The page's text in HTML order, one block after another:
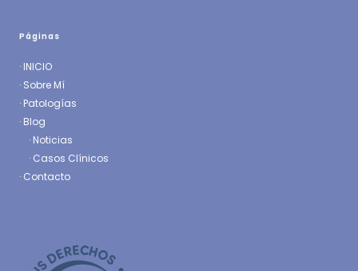
Páginas
· INICIO
· Sobre Mí
· Patologías
· Blog
· Noticias
· Casos Clínicos
· Contacto